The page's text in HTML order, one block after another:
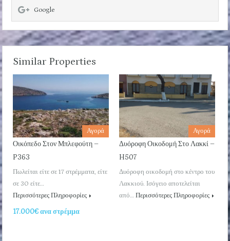
Google
Similar Properties
Αγορά
Οικόπεδο Στον Μπλεφούτη –
P363
Πωλείται είτε σε 17 στρέμματα, είτε
σε 30 είτε…
Περισσότερες Πληροφορίες
17.000€ ανα στρέμμα
Αγορά
Δυόροφη Οικοδομή Στο Λακκί –
H507
Δυόροφη οικοδομή στο κέντρο του
Λακκιού. Ισόγειο αποτελείται
από… Περισσότερες Πληροφορίες